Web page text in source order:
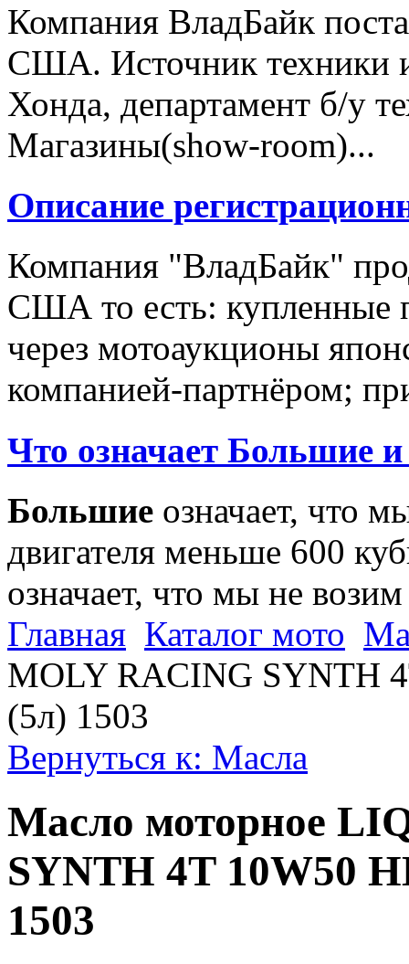
Компания ВладБайк
США. Источник техники
Хонда, департамент б/у
Магазины(show-room)...
Описание
Компания "ВладБайк"
США то есть: купленные
через мотоаукционы
компанией-партнёром;
Что означает Большие
Большие означает, что
двигателя меньше 600
означает, что мы не
Главная Каталог мото
MOLY RACING SYNTH
(5л) 1503
Вернуться к: Масла
Масло моторное
SYNTH 4T 10W50
1503